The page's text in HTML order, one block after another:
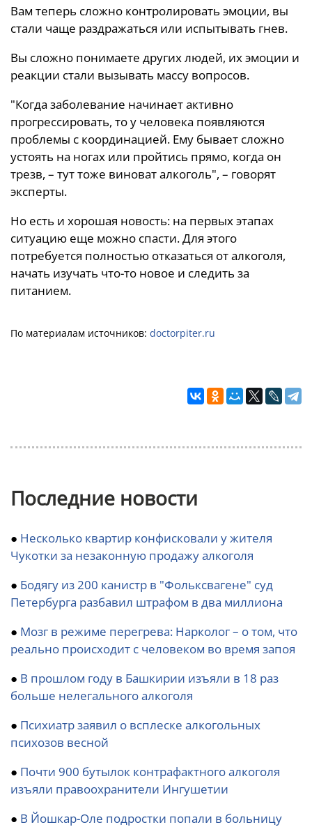
Вам теперь сложно контролировать эмоции, вы
стали чаще раздражаться или испытывать гнев.
Вы сложно понимаете других людей, их эмоции и
реакции стали вызывать массу вопросов.
"Когда заболевание начинает активно
прогрессировать, то у человека появляются
проблемы с координацией. Ему бывает сложно
устоять на ногах или пройтись прямо, когда он
трезв, – тут тоже виноват алкоголь", – говорят
эксперты.
Но есть и хорошая новость: на первых этапах
ситуацию еще можно спасти. Для этого
потребуется полностью отказаться от алкоголя,
начать изучать что-то новое и следить за
питанием.
По материалам источников: doctorpiter.ru
Последние новости
● Несколько квартир конфисковали у жителя
Чукотки за незаконную продажу алкоголя
● Бодягу из 200 канистр в "Фольксвагене" суд
Петербурга разбавил штрафом в два миллиона
● Мозг в режиме перегрева: Нарколог – о том, что
реально происходит с человеком во время запоя
● В прошлом году в Башкирии изъяли в 18 раз
больше нелегального алкоголя
● Психиатр заявил о всплеске алкогольных
психозов весной
● Почти 900 бутылок контрафактного алкоголя
изъяли правоохранители Ингушетии
● В Йошкар-Оле подростки попали в больницу